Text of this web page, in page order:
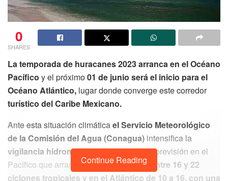
0
SHARES
La temporada de huracanes 2023 arranca en el Océano
Pacífico y el próximo01 de junio será el inicio para el
Océano Atlántico, lugar donde converge este corredor
turístico del Caribe Mexicano.
Ante esta situación climáticael Servicio Meteorológico
de la Comisión del Agua (Conagua) intensifica la
vigilancia hidrometeorológicacon una previsión en el
Pacífico que arrancaeste 15 de mayo, entre 16 y 22
ciclones tropicales y en el Atlántico de 10 a 16, con una
Continue Reading